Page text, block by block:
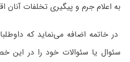
به اعلام جرم و پیگیری تخلفات آنان
در خاتمه اضافه می‌نماید که
سئوال یا سئوالات خود را در این